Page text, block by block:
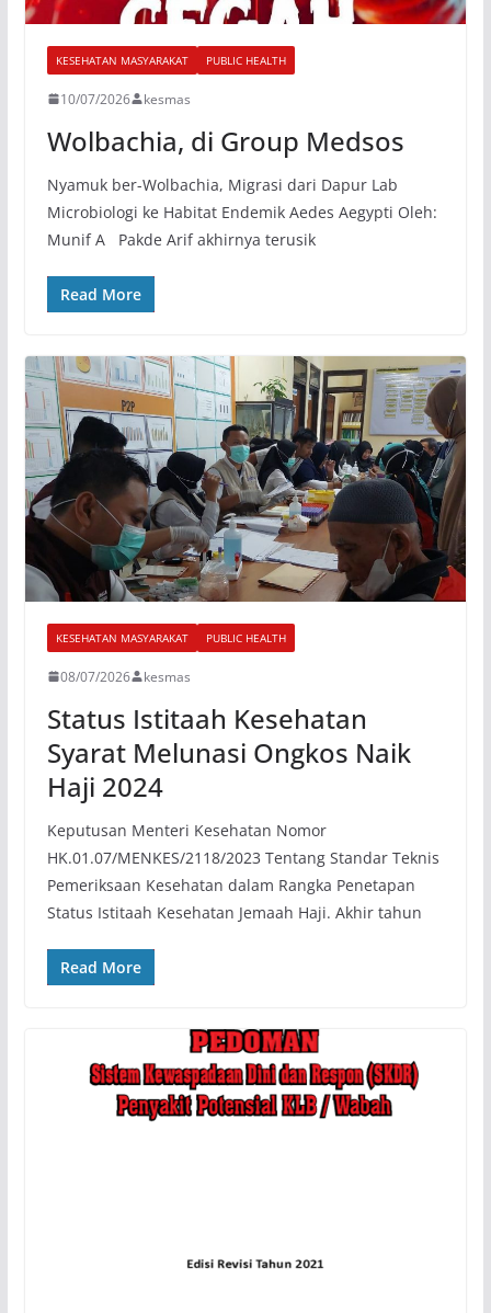
KESEHATAN MASYARAKAT PUBLIC HEALTH
10/07/2026 kesmas
Wolbachia, di Group Medsos
Nyamuk ber-Wolbachia, Migrasi dari Dapur Lab
Microbiologi ke Habitat Endemik Aedes Aegypti Oleh:
Munif A Pakde Arif akhirnya terusik
Read More
KESEHATAN MASYARAKAT PUBLIC HEALTH
08/07/2026 kesmas
Status Istitaah Kesehatan
Syarat Melunasi Ongkos Naik
Haji 2024
Keputusan Menteri Kesehatan Nomor
HK.01.07/MENKES/2118/2023 Tentang Standar Teknis
Pemeriksaan Kesehatan dalam Rangka Penetapan
Status Istitaah Kesehatan Jemaah Haji. Akhir tahun
Read More